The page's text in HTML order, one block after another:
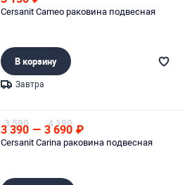
Cersanit Cameo раковина подвесная
В корзину
Завтра
3 590
3 390 — 4 190
3 690 ₽
Cersanit Carina раковина подвесная